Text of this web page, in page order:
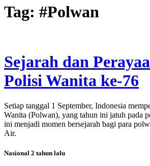
Tag: #Polwan
Sejarah dan
Polisi Wanita ke-76
Setiap tanggal 1 September, Indonesia
Wanita (Polwan), yang tahun ini jatuh pada
ini menjadi momen bersejarah bagi para
Air.
Nasional 2 tahun lalu